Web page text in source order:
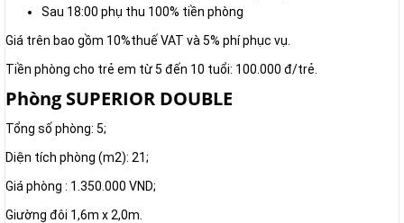
Sau 18:00 phụ thu 100% tiền phòng
Giá trên bao gồm 10%thuế VAT và 5% phí phục vụ.
Tiền phòng cho trẻ em từ 5 đến 10 tuổi: 100.000 đ/trẻ.
Phòng SUPERIOR DOUBLE
Tổng số phòng: 5;
Diện tích phòng (m2): 21;
Giá phòng : 1.350.000 VND;
Giường đôi 1,6m x 2,0m.